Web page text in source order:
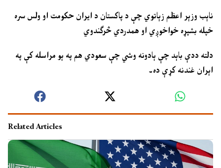
ناېب وزېر اعظم زېاتوي چې د پاکستان د ایران حکومت او ولس سره
خپله بشپړه خواخوږي او همدردي څرګندوي
دلته ددې باېد چې ېادونه وشي چې سعودي هم په ېو مراسله کې په
اېران غندنه کړې ده۔
Related Articles